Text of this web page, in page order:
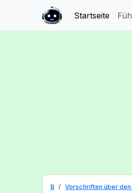
Startseite
B Vorschriften über